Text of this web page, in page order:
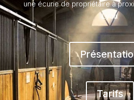
une écurie de propriétaire à
Lyon
Tarifs